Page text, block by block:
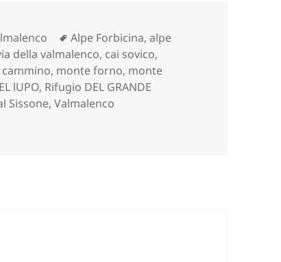
Tag
Alpe Forbicina,alpe
della valmalenco, cai sovico,
, monte forno, monte
lUPO, Rifugio DEL GRANDE
Sissone,Valmalenco